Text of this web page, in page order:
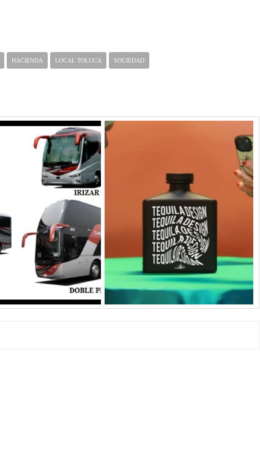
HACIENDA LOCAL TOLUCA SOCIEDAD